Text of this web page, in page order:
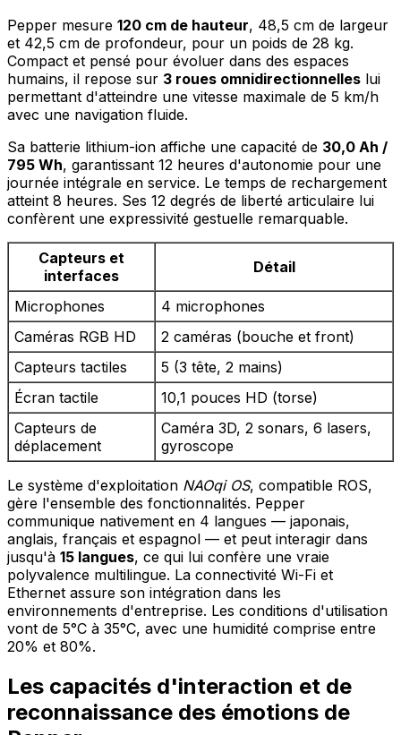
Pepper mesure 120 cm de hauteur, 48,5 cm de largeur
et 42,5 cm de profondeur, pour un poids de 28 kg.
Compact et pensé pour évoluer dans des espaces
humains, il repose sur 3 roues omnidirectionnelles lui
permettant d'atteindre une vitesse maximale de 5 km/h
avec une navigation fluide.
Sa batterie lithium-ion affiche une capacité de 30,0 Ah /
795 Wh, garantissant 12 heures d'autonomie pour une
journée intégrale en service. Le temps de rechargement
atteint 8 heures. Ses 12 degrés de liberté articulaire lui
confèrent une expressivité gestuelle remarquable.
Capteurs et
interfaces
Détail
Microphones
4 microphones
Caméras RGB HD
2 caméras (bouche et front)
Capteurs tactiles
5 (3 tête, 2 mains)
Écran tactile
10,1 pouces HD (torse)
Capteurs de
déplacement
Caméra 3D, 2 sonars, 6 lasers,
gyroscope
Le système d'exploitation NAOqi OS, compatible ROS,
gère l'ensemble des fonctionnalités. Pepper
communique nativement en 4 langues — japonais,
anglais, français et espagnol — et peut interagir dans
jusqu'à 15 langues, ce qui lui confère une vraie
polyvalence multilingue. La connectivité Wi-Fi et
Ethernet assure son intégration dans les
environnements d'entreprise. Les conditions d'utilisation
vont de 5°C à 35°C, avec une humidité comprise entre
20% et 80%.
Les capacités d'interaction et de
reconnaissance des émotions de